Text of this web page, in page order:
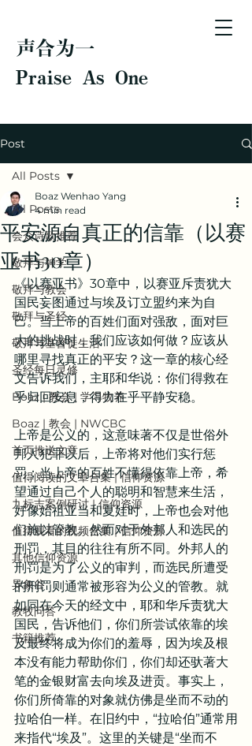
声合为一
Praise As One
Post
All Posts
会众诗歌推荐
敬拜与神学
敬拜与教会
敬拜与圣经
敬拜与基督徒生活
圣经每日灵修
Boaz | 教会 | 学习牧养
Boaz | 教会 | NWCBC
首页推送文章
值得阅读的文章合集 | 信仰资源
九标志案例研讨 | 信仰资源
值得观看的视频合集 | 信仰资源
其他信仰资源
异象谷
教牧问答
书籍推荐
All Posts
平安源自真正的信靠（以赛
亚书30章）
Boaz Wenhao Yang
4 min read
《以赛亚书》30章中，以赛亚斥责犹大
国民妄图通过与埃及订立盟约来为自
己。当上帝的百姓们面对强敌，面对巨
大的挑战时，我们应该如何做？应该从
哪里寻找真正的平安？这一章的核心经
文告诉我们，主耶和华说：你们得救在
乎归回安息，得力在乎平静安稳。
上帝是公义的，这意味著不仅是世俗外
邦人犯罪以后，上帝将对他们实行惩
罚；当上帝的百姓不懂得依靠上帝，希
望通过自己个人的聪明和智慧来生活，
好像始祖亚当和夏娃时，上帝也会对他
们施以管教。然而对于外邦人和选民的
刑罚，其目的往往有所不同。外邦人的
刑罚是为了公义的审判，而选民所遭受
的刑罚则通常被形容为公义的管教。就
如同在今天的经文中，耶和华斥责犹大
国民，告诉他们，你们所尝试依靠的埃
及最终将成为你们的羞辱，因为埃及根
本没有能力帮助你们，你们却还驮著大
笔的金银财富去向埃及进贡。事实上，
你们所倚靠的对象就仿佛是坐而不动的
拉哈伯一样。在旧约中，“拉哈伯”通常用
来指代“埃及”。这里的关键是“坐而不